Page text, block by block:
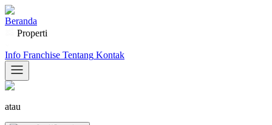
Beranda
Properti
Info Franchise Tentang Kontak
atau